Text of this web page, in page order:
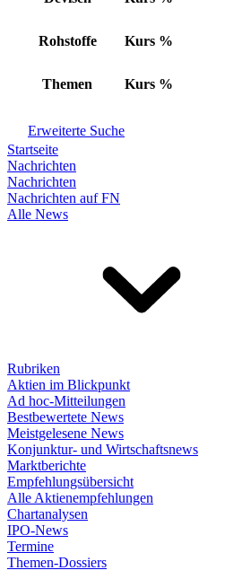
Rohstoffe Kurs %
Themen Kurs %
Erweiterte Suche
Startseite
Nachrichten
Nachrichten
Nachrichten auf FN
Alle News
Rubriken
Aktien im Blickpunkt
Ad hoc-Mitteilungen
Bestbewertete News
Meistgelesene News
Konjunktur- und Wirtschaftsnews
Marktberichte
Empfehlungsübersicht
Alle Aktienempfehlungen
Chartanalysen
IPO-News
Termine
Themen-Dossiers